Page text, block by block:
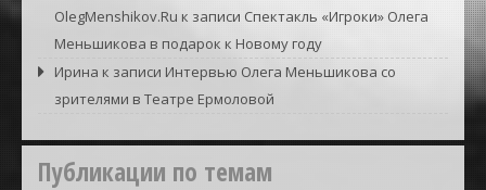
OlegMenshikov.Ru к записи Спектакль «Игроки» Олега
Меньшикова в подарок к Новому году
Ирина к записи Интервью Олега Меньшикова со
зрителями в Театре Ермоловой
Публикации по темам